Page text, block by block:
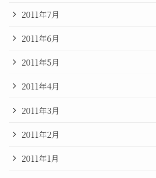
2011年7月
2011年6月
2011年5月
2011年4月
2011年3月
2011年2月
2011年1月